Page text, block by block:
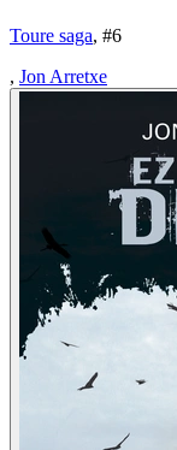
Toure saga, #6
, Jon Arretxe